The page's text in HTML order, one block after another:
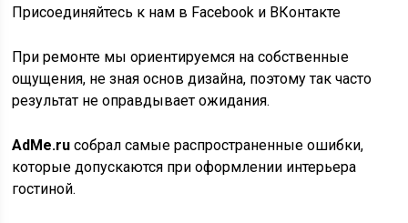
Присоединяйтесь к нам в Facebook и ВКонтакте
При ремонте мы ориентируемся на собственные
ощущения, не зная основ дизайна, поэтому так часто
результат не оправдывает ожидания.
AdMe.ru собрал самые распространенные ошибки,
которые допускаются при оформлении интерьера
гостиной.